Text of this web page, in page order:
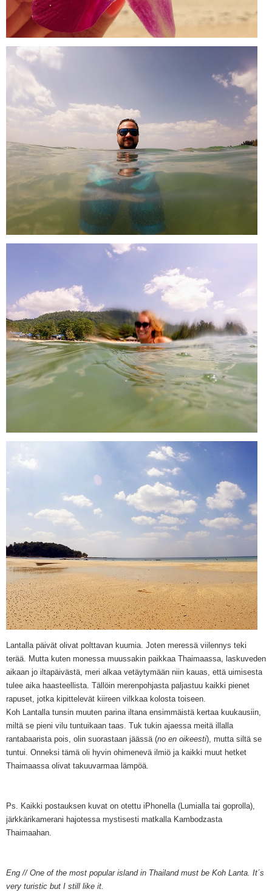
Lantalla päivät olivat polttavan kuumia. Joten meressä viilennys teki
terää. Mutta kuten monessa muussakin paikkaa Thaimaassa, laskuveden
aikaan jo iltapäivästä, meri alkaa vetäytymään niin kauas, että uimisesta
tulee aika haasteellista. Tällöin merenpohjasta paljastuu kaikki pienet
rapuset, jotka kipittelevät kiireen vilkkaa kolosta toiseen.
Koh Lantalla tunsin muuten parina iltana ensimmäistä kertaa kuukausiin,
miltä se pieni vilu tuntuikaan taas. Tuk tukin ajaessa meitä illalla
rantabaarista pois, olin suorastaan jäässä (no en oikeesti), mutta siltä se
tuntui. Onneksi tämä oli hyvin ohimenevä ilmiö ja kaikki muut hetket
Thaimaassa olivat takuuvarmaa lämpöä.
Ps. Kaikki postauksen kuvat on otettu iPhonella (Lumialla tai goprolla),
järkkärikamerani hajotessa mystisesti matkalla Kambodzasta
Thaimaahan.
Eng // One of the most popular island in Thailand must be Koh Lanta. It´s
very turistic but I still like it.